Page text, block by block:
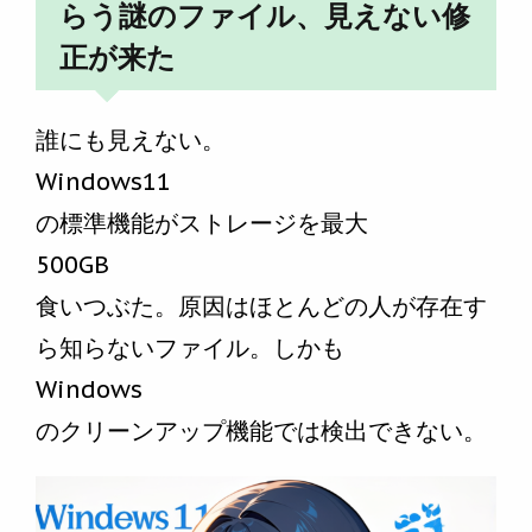
らう謎のファイル、見えない修
正が来た
誰にも見えない。
Windows11
の標準機能がストレージを最大
500GB
食いつぶた。原因はほとんどの人が存在す
ら知らないファイル。しかも
Windows
のクリーンアップ機能では検出できない。